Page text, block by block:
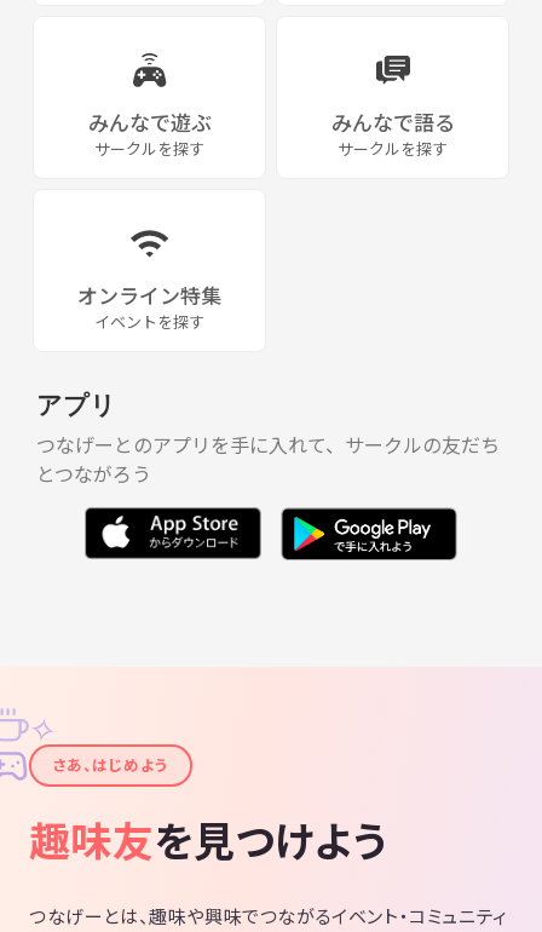
みんなで遊ぶ
サークルを探す
みんなで語る
サークルを探す
オンライン特集
イベントを探す
アプリ
つなげーとのアプリを手に入れて、サークルの友だち
とつながろう
✦
✧
さあ、はじめよう
趣味友を見つけよう
つなげーとは、趣味や興味でつながるイベント・コミュニティ